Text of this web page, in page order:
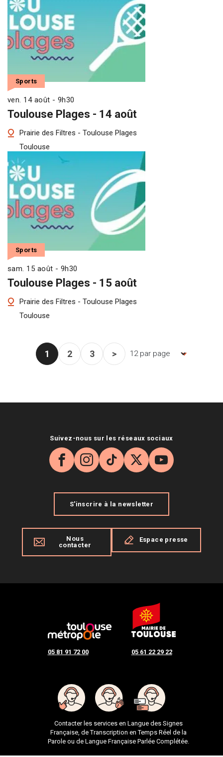
Toulouse Plages - 14 août
Sports
ven. 14 août - 9h30
Prairie des Filtres - Toulouse Plages
Toulouse
Toulouse Plages - 15 août
Sports
sam. 15 août - 9h30
Prairie des Filtres - Toulouse Plages
Toulouse
Page courante
1
Page
2
Page
3
Page suivante
>
Nombre d'items par page, la
05 81 91 72 00 05 61 22 29 22
Contacter les services en Langue des Signes
Française, de Transcription en Temps Réel de la
Parole ou de Langue Française Parlée Complétée.
Suivez-nous sur les réseaux sociaux
Facebook
Instagram
TikTok
X YouTube
S'inscrire à la newsletter
Nous
contacter
Espace presse